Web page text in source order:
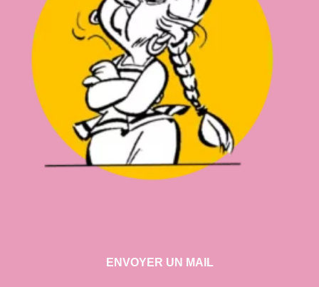
ENVOYER UN MAIL